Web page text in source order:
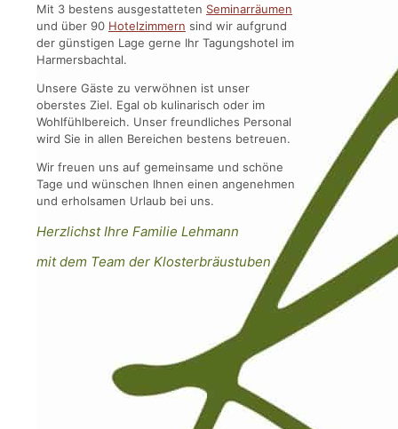
Mit 3 bestens ausgestatteten Seminarräumen
und über 90 Hotelzimmern sind wir aufgrund
der günstigen Lage gerne Ihr Tagungshotel im
Harmersbachtal.
Unsere Gäste zu verwöhnen ist unser
oberstes Ziel. Egal ob kulinarisch oder im
Wohlfühlbereich. Unser freundliches Personal
wird Sie in allen Bereichen bestens betreuen.
Wir freuen uns auf gemeinsame und schöne
Tage und wünschen Ihnen einen angenehmen
und erholsamen Urlaub bei uns.
Herzlichst Ihre Familie Lehmann
mit dem Team der Klosterbräustuben